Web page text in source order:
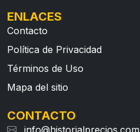
ENLACES
Contacto
Política de Privacidad
Términos de Uso
Mapa del sitio
CONTACTO